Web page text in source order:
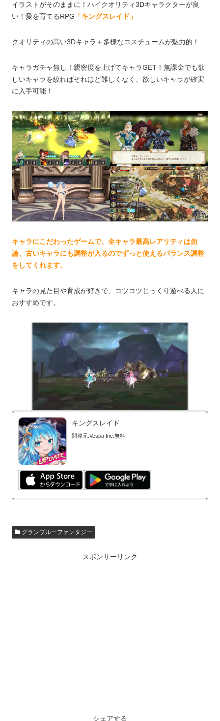
イラストがそのままに！ハイクオリティ3Dキャラクターが良
い！愛を育てるRPG 「キングスレイド」
クオリティの高い3Dキャラ＋多様なコスチュームが魅力的！
キャラガチャ無し！親密度を上げてキャラGET！無課金でも欲
しいキャラを絞ればそれほど難しくなく、欲しいキャラが確実
に入手可能！
キャラにこだわったゲームで、全キャラ最高レアリティは勿
論、古いキャラにも調整が入るのでずっと使えるバランス調整
をしてくれます。
キャラの見た目や育成が好きで、コツコツじっくり遊べる人に
おすすめです。
キングスレイド
開発元:Vespa Inc. 無料
グランブルーファンタジー
スポンサーリンク
シェアする